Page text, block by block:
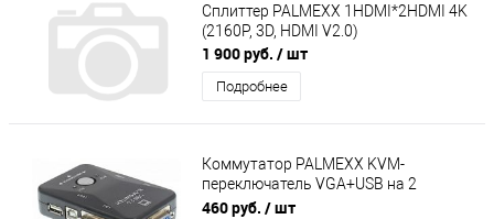
Сплиттер PALMEXX 1HDMI*2HDMI 4K
(2160P, 3D, HDMI V2.0)
1 900 руб. / шт
Подробнее
Коммутатор PALMEXX KVM-
переключатель VGA+USB на 2
компьютера
460 руб. / шт